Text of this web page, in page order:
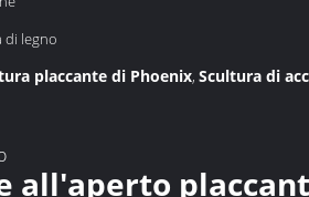
di legno
placcante di Phoenix, Scultura di
all'aperto